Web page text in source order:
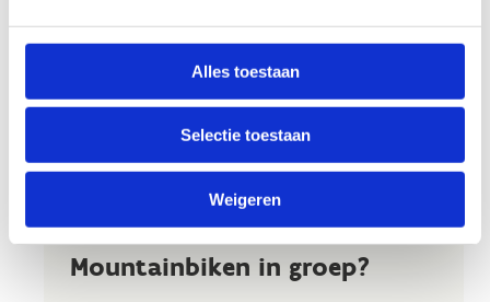
Alles toestaan
Selectie toestaan
Weigeren
Mountainbiken in groep?